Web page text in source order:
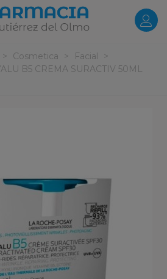
> Cosmetica > Facial
>
B5 CREMA SURACTIV 50ML